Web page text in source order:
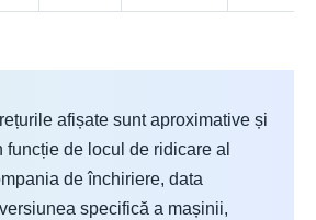
afișate sunt aproximative și
funcție de locul de ridicare al
de închiriere, data
specifică a mașinii,